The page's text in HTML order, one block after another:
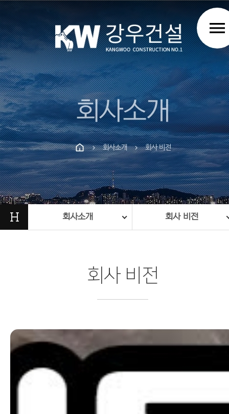
PrevNext
menu
회사소개
chevron_right 회사소개 chevron_right 회사 비전
H 회사소개 회사 비전
회사 비전